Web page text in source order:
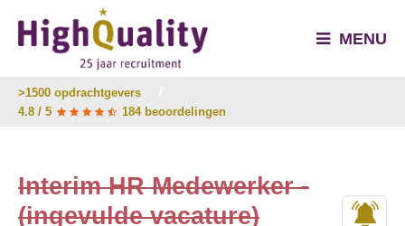
MENU
>1500 opdrachtgevers
4.8 / 5
184 beoordelingen
Interim HR Medewerker -
(ingevulde vacature)